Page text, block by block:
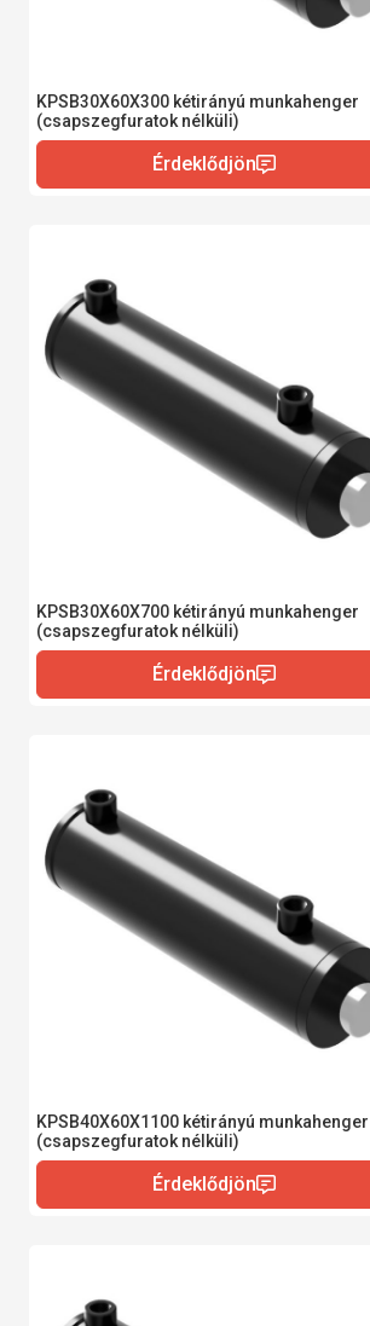
KPSB30X60X300 kétirányú munkahenger
(csapszegfuratok nélküli)
KPSB30X60X700 kétirányú munkahenger
(csapszegfuratok nélküli)
KPSB40X60X1100 kétirányú munkahenger
(csapszegfuratok nélküli)